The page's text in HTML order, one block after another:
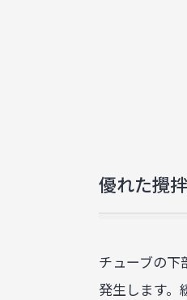
優れた攪
チューブの下
発生します。